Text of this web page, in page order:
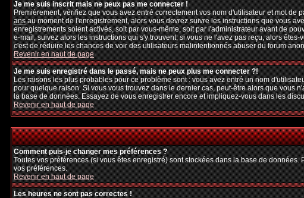
Je me suis inscrit mais ne peux pas me connecter !
Premièrement, vérifiez que vous avez entré correctement vos nom d'utilisateur et mot
ansau moment de l'enregistrement, alors vous devrez suivre les instructions que vous
enregistrements soient activés, soit par vous-même, soit par l'administrateur avant de
e-mail, suivez alors les instructions qui s'y trouvent; si vous ne l'avez pas reçu, alors
c'est de réduire les chances de voir des utilisateurs malintentionnés abuser du forum
Revenir en haut de page
Je me suis enregistré dans le passé, mais ne peux plus me connecter ?!
Les raisons les plus probables pour ce problème sont : vous avez entré un nom
pour quelque raison. Si vous vous trouvez dans le dernier cas, peut-être alors que vous
la base de données. Essayez de vous enregistrer encore et impliquez-vous dans les
Revenir en haut de page
Comment puis-je changer mes préférences ?
Toutes vos préférences (si vous êtes enregistré) sont stockées dans la base de
vos préférences.
Revenir en haut de page
Les heures ne sont pas correctes !